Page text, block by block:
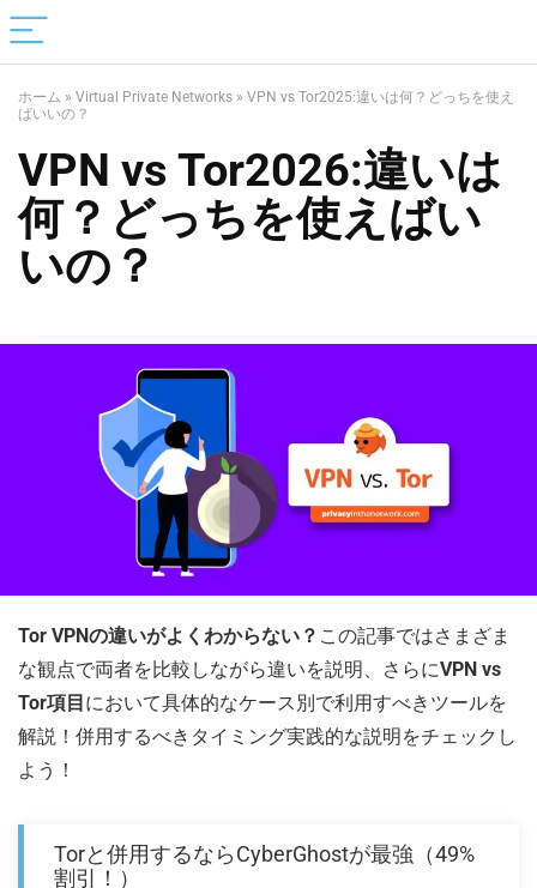
ホーム » Virtual Private Networks » VPN vs Tor2025:違いは何？どっちを使え
ばいいの？
VPN vs Tor2026:違いは
何？どっちを使えばい
いの？
Tor VPNの違いがよくわからない？ この記事ではさまざま
な観点で両者を比較しながら違いを説明、さらにVPN vs
Tor項目において具体的なケース別で利用すべきツールを
解説！併用するべきタイミング実践的な説明をチェックし
よう！
Torと併用するならCyberGhostが最強（49%
割引！）